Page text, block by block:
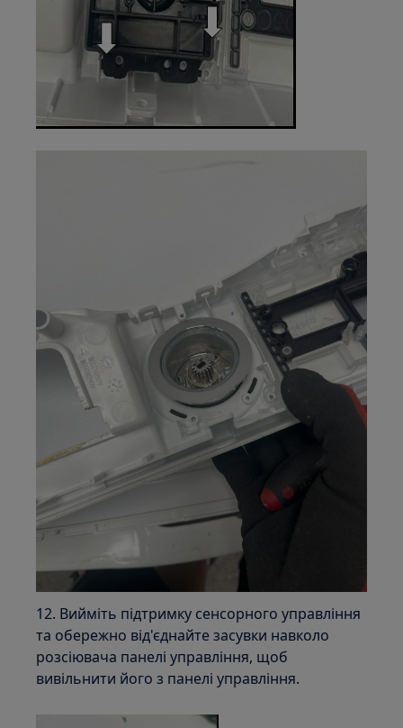
12. Вийміть підтримку сенсорного управління
та обережно від'єднайте засувки навколо
розсіювача панелі управління, щоб
вивільнити його з панелі управління.